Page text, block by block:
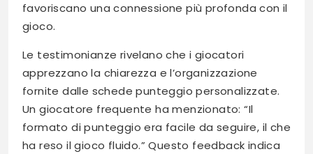
favoriscano una connessione più profonda con il
gioco.
Le testimonianze rivelano che i giocatori
apprezzano la chiarezza e l’organizzazione
fornite dalle schede punteggio personalizzate.
Un giocatore frequente ha menzionato: “Il
formato di punteggio era facile da seguire, il che
ha reso il gioco fluido.” Questo feedback indica